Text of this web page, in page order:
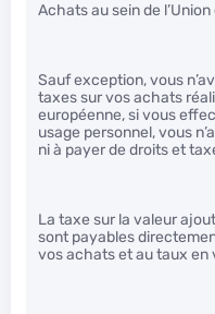
Achats au sein de
Sauf exception, vous
taxes sur vos achats
européenne, si vous
usage personnel, vous
ni à payer de droits et
La taxe sur la valeur
sont payables
vos achats et au taux en